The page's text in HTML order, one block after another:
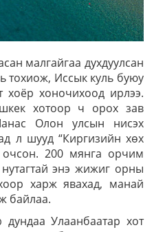
малгайгаа духдуулсан
тохиож, Иссык куль буюу
хоёр хоночихоод ирлээ.
хотоор ч орох зав
Олон улсын нисэх
л шууд “Киргизийн хөх
200 мянга орчим
энэ жижиг орны
харж явахад, манай
байлаа.
Улаанбаатар хот